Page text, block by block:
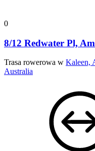
0
8/12 Redwater Pl,
Trasa rowerowa w Kaleen,
Australia